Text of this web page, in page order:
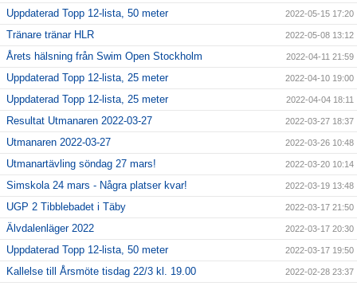
Uppdaterad Topp 12-lista, 50 meter 2022-05-15 17:20
Tränare tränar HLR 2022-05-08 13:12
Årets hälsning från Swim Open Stockholm 2022-04-11 21:59
Uppdaterad Topp 12-lista, 25 meter 2022-04-10 19:00
Uppdaterad Topp 12-lista, 25 meter 2022-04-04 18:11
Resultat Utmanaren 2022-03-27 2022-03-27 18:37
Utmanaren 2022-03-27 2022-03-26 10:48
Utmanartävling söndag 27 mars! 2022-03-20 10:14
Simskola 24 mars - Några platser kvar! 2022-03-19 13:48
UGP 2 Tibblebadet i Täby 2022-03-17 21:50
Älvdalenläger 2022 2022-03-17 20:30
Uppdaterad Topp 12-lista, 50 meter 2022-03-17 19:50
Kallelse till Årsmöte tisdag 22/3 kl. 19.00 2022-02-28 23:37